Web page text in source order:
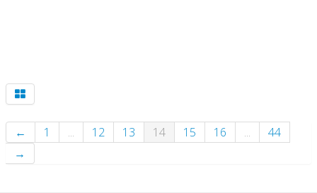
← 1 ... 12 13 14 15 16 ...
44
→